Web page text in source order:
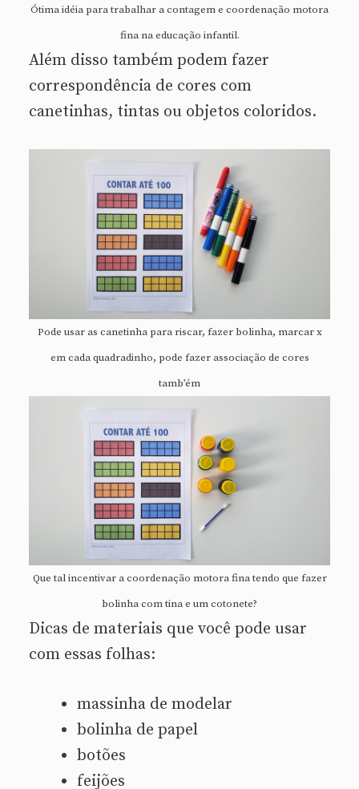
Ótima idéia para trabalhar a contagem e coordenação motora
fina na educação infantil.
Além disso também podem fazer
correspondência de cores com
canetinhas, tintas ou objetos coloridos.
Pode usar as canetinha para riscar, fazer bolinha, marcar x
em cada quadradinho, pode fazer associação de cores
tamb’ém
Que tal incentivar a coordenação motora fina tendo que fazer
bolinha com tina e um cotonete?
Dicas de materiais que você pode usar
com essas folhas:
massinha de modelar
bolinha de papel
botões
feijões